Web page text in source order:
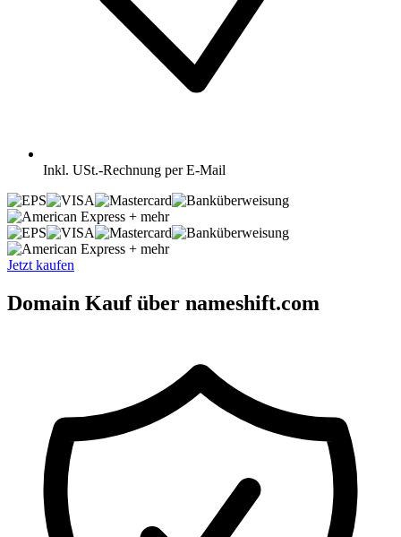
Inkl. USt.-Rechnung per E-Mail
+ mehr
+ mehr
Jetzt kaufen
Domain Kauf über nameshift.com